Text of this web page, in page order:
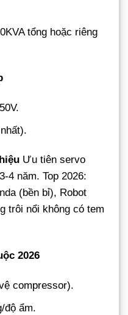
tổng hoặc riêng
Ưu tiên servo
4 năm. Top 2026:
(bền bỉ), Robot
trôi nổi không có tem
2026
compressor).
độ ẩm.